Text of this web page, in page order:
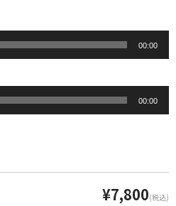
00:00
00:00
¥7,800(税込)